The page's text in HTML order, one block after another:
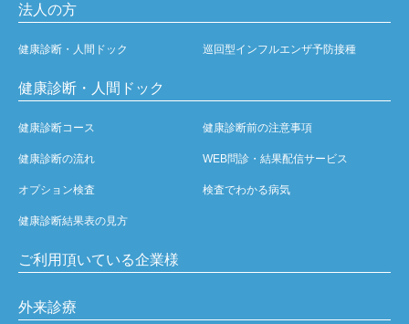
法人の方
健康診断・人間ドック 巡回型インフルエンザ予防接種
健康診断・人間ドック
健康診断コース 健康診断前の注意事項
健康診断の流れ WEB問診・結果配信サービス
オプション検査 検査でわかる病気
健康診断結果表の見方
ご利用頂いている企業様
外来診療